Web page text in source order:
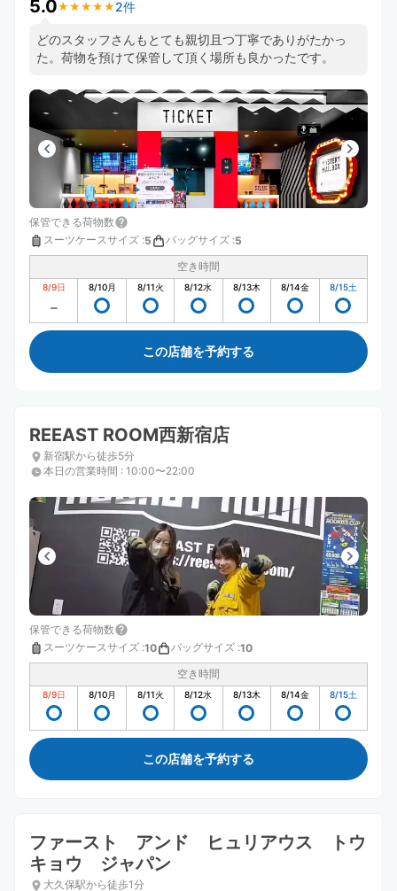
5.0★ ★ ★ ★ ★
★ ★ ★ ★ ★ 2件
どのスタッフさんもとても親切且つ丁寧でありがたかっ
た。荷物を預けて保管して頂く場所も良かったです。
保管できる荷物数
スーツケースサイズ :5 バッグサイズ :5
空き時間
8/9日 8/10月 8/11火 8/12水 8/13木 8/14金 8/15土
この店舗を予約する
REEAST ROOM西新宿店
新宿駅から徒歩5分
本日の営業時間 : 10:00〜22:00
保管できる荷物数
スーツケースサイズ :10 バッグサイズ :10
空き時間
8/9日 8/10月 8/11火 8/12水 8/13木 8/14金 8/15土
この店舗を予約する
ファースト アンド ヒュリアウス トウ
キョウ ジャパン
大久保駅から徒歩1分